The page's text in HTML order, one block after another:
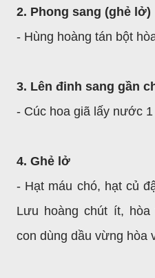
2. Phong sang (ghẻ lở)
- Hùng hoàng tán bột
3. Lên đinh sang gần
- Cúc hoa giã lấy nước
4. Ghẻ lở
- Hạt máu chó, hạt củ
Lưu hoàng chút ít,
con dùng dầu vừng hòa